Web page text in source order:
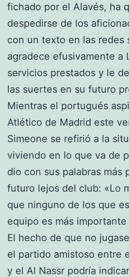
fichado por el Alavés, ha
despedirse de los
con un texto en las redes
agradece efusivamente a
servicios prestados y le
las suertes en su futuro
Mientras el portugués
Atlético de Madrid este
Simeone se refirió a la
viviendo en lo que va de
dio con sus palabras más
futuro lejos del club: «Lo
que ninguno de los que
equipo es más
El hecho de que no
el partido amistoso entre
y el Al Nassr podría